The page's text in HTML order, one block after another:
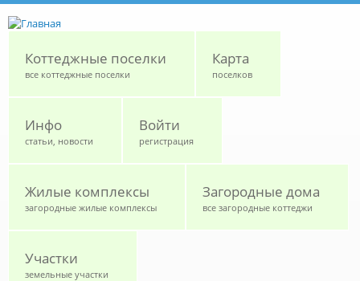
Коттеджные поселки
все коттеджные поселки
Карта
поселков
Инфо
статьи, новости
Войти
регистрация
Жилые комплексы
загородные жилые комплексы
Загородные дома
все загородные коттеджи
Участки
земельные участки